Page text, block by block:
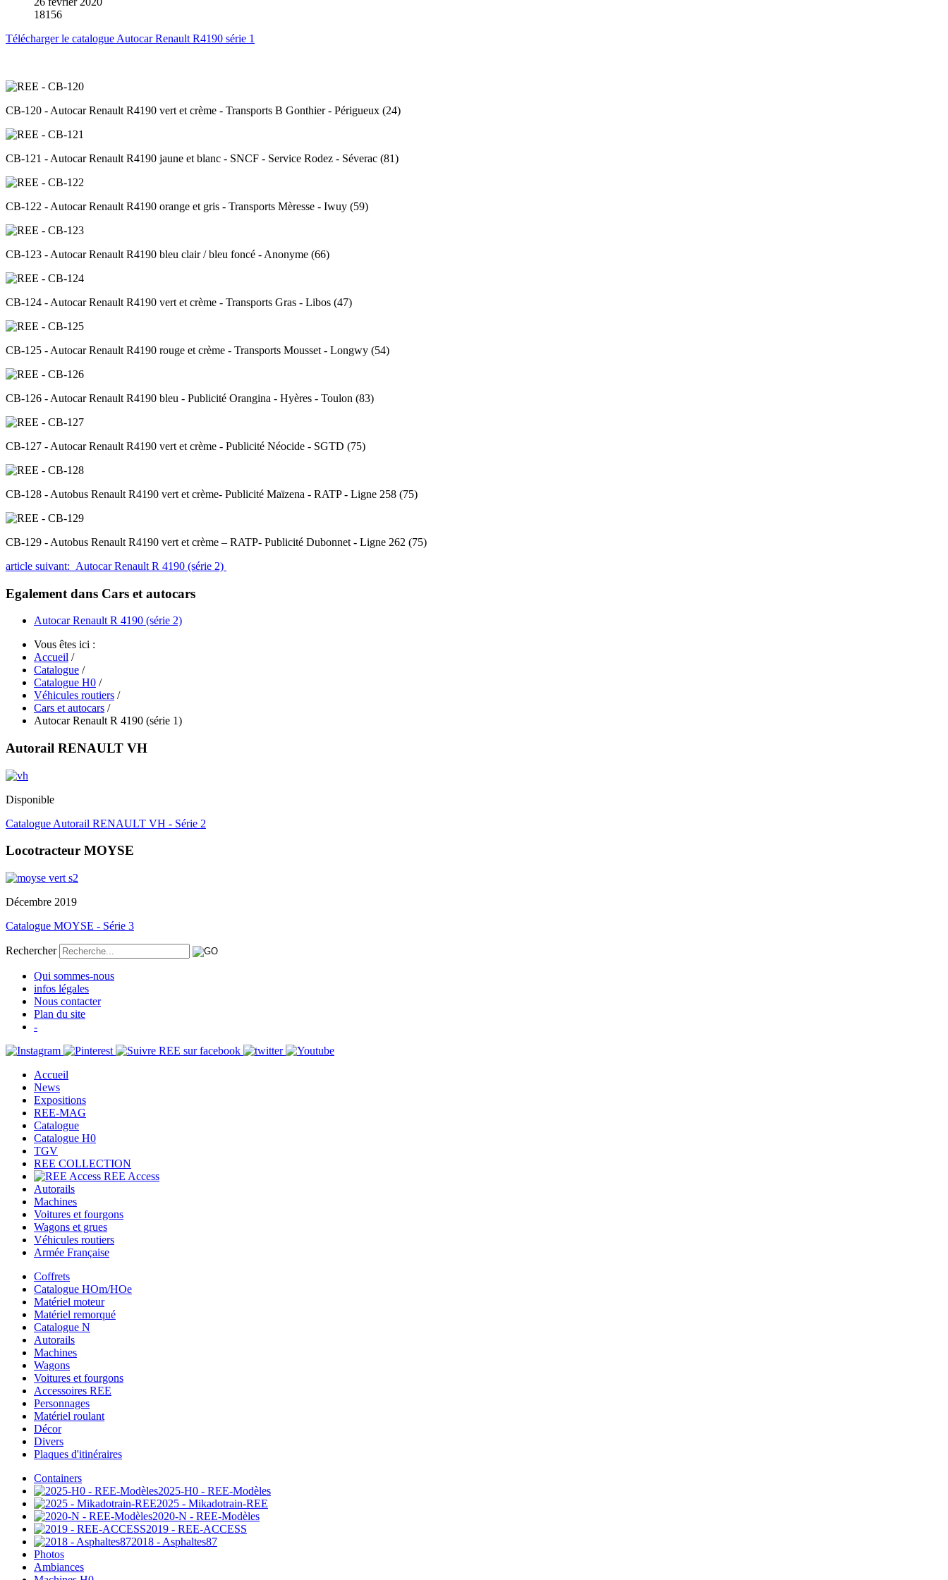
18156
Télécharger le catalogue Autocar Renault R4190 série 1
CB-120 - Autocar Renault R4190 vert et crème - Transports B Gonthier - Périgueux (24)
CB-121 - Autocar Renault R4190 jaune et blanc - SNCF - Service Rodez - Séverac (81)
CB-122 - Autocar Renault R4190 orange et gris - Transports Mèresse - Iwuy (59)
CB-123 - Autocar Renault R4190 bleu clair / bleu foncé - Anonyme (66)
CB-124 - Autocar Renault R4190 vert et crème - Transports Gras - Libos (47)
CB-125 - Autocar Renault R4190 rouge et crème - Transports Mousset - Longwy (54)
CB-126 - Autocar Renault R4190 bleu - Publicité Orangina - Hyères - Toulon (83)
CB-127 - Autocar Renault R4190 vert et crème - Publicité Néocide - SGTD (75)
CB-128 - Autobus Renault R4190 vert et crème- Publicité Maïzena - RATP - Ligne 258 (75)
CB-129 - Autobus Renault R4190 vert et crème – RATP- Publicité Dubonnet - Ligne 262 (75)
article suivant: Autocar Renault R 4190 (série 2)
Egalement dans Cars et autocars
Autocar Renault R 4190 (série 2)
Vous êtes ici :
Accueil /
Catalogue /
Catalogue H0 /
Véhicules routiers /
Cars et autocars /
Autocar Renault R 4190 (série 1)
Autorail RENAULT VH
Disponible
Catalogue Autorail RENAULT VH - Série 2
Locotracteur MOYSE
Décembre 2019
Catalogue MOYSE - Série 3
Rechercher
Qui sommes-nous
infos légales
Nous contacter
Plan du site
-
Accueil
News
Expositions
REE-MAG
Catalogue
Catalogue H0
TGV
REE COLLECTION
REE Access
Autorails
Machines
Voitures et fourgons
Wagons et grues
Véhicules routiers
Armée Française
Coffrets
Catalogue HOm/HOe
Matériel moteur
Matériel remorqué
Catalogue N
Autorails
Machines
Wagons
Voitures et fourgons
Accessoires REE
Personnages
Matériel roulant
Décor
Divers
Plaques d'itinéraires
Containers
2025-H0 - REE-Modèles
2025 - Mikadotrain-REE
2020-N - REE-Modèles
2019 - REE-ACCESS
2018 - Asphaltes87
Photos
Ambiances